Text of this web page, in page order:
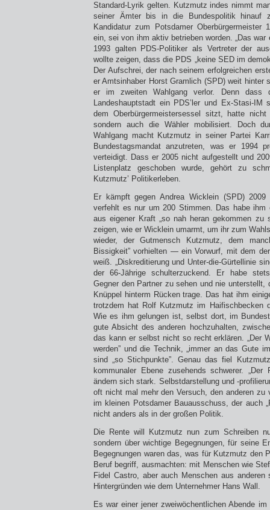
Standard-Lyrik gelten. Kutzmutz indes nimmt
seiner Ämter bis in die Bundespolitik hinauf
Kandidatur zum Potsdamer Oberbürgermeister
ein, sei von ihm aktiv betrieben worden. „Das war
1993 galten PDS-Politiker als Vertreter der
wollte zeigen, dass die PDS „keine SED im
Der Aufschrei, der nach seinem erfolgreichen
er Amtsinhaber Horst Gramlich (SPD) weit hinter
er im zweiten Wahlgang verlor. Denn dass
Landeshauptstadt ein PDS’ler und Ex-Stasi-
dem Oberbürgermeistersessel sitzt, hatte
sondern auch die Wähler mobilisiert. Doch
Wahlgang macht Kutzmutz in seiner Partei
Bundestagsmandat anzutreten, was er 1994
verteidigt. Dass er 2005 nicht aufgestellt und
Listenplatz geschoben wurde, gehört zu
Kutzmutz’ Politikerleben.
Er kämpft gegen Andrea Wicklein (SPD)
verfehlt es nur um 200 Stimmen. Das habe ihm
aus eigener Kraft „so nah heran gekommen zu
zeigen, wie er Wicklein umarmt, um ihr zum
wieder, der Gutmensch Kutzmutz, dem
Bissigkeit” vorhielten — ein Vorwurf, mit dem
weiß. „Diskreditierung und Unter-die-Gürtellinie
der 66-Jährige schulterzuckend. Er habe
Gegner den Partner zu sehen und nie unterstellt,
Knüppel hinterm Rücken trage. Das hat ihm
trotzdem hat Rolf Kutzmutz im Haifischbecken
Wie es ihm gelungen ist, selbst dort, im
gute Absicht des anderen hochzuhalten,
das kann er selbst nicht so recht erklären. „Der
werden” und die Technik, „immer an das Gute
sind „so Stichpunkte”. Genau das fiel
kommunaler Ebene zusehends schwerer.
ändern sich stark. Selbstdarstellung und -
oft nicht mal mehr den Versuch, den anderen zu
im kleinen Potsdamer Bauausschuss, der auch
nicht anders als in der großen Politik.
Die Rente will Kutzmutz nun zum Schreiben
sondern über wichtige Begegnungen, für seine
Begegnungen waren das, was für Kutzmutz den
Beruf begriff, ausmachten: mit Menschen wie
Fidel Castro, aber auch Menschen aus anderen
Hintergründen wie dem Unternehmer Hans Wall.
Es war einer jener zweiwöchentlichen Abende